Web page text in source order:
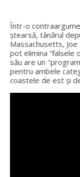
Într-o
ştearsă, tânărul
Massachusetts,
pot elimina “falsele
său are un
pentru ambele
coastele de est şi